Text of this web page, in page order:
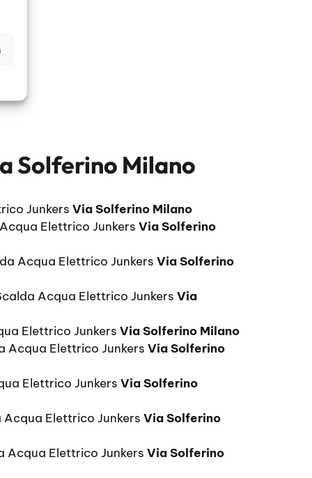
Solferino Milano
Junkers Via Solferino Milano
Elettrico Junkers Via Solferino
Acqua Elettrico Junkers Via Solferino
Acqua Elettrico Junkers Via
Elettrico Junkers Via Solferino Milano
Acqua Elettrico Junkers Via Solferino
Elettrico Junkers Via Solferino
Acqua Elettrico Junkers Via Solferino
Acqua Elettrico Junkers Via Solferino